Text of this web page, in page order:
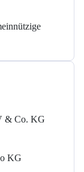
& Co. KG
KG